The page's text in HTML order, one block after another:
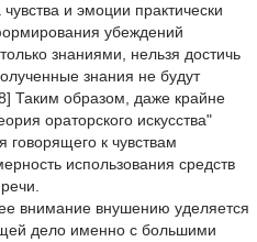
и эмоции практически
убеждений
знаниями, нельзя достичь
знания не будут
Таким образом, даже крайне
ораторского искусства"
говорящего к чувствам
использования средств
внимание внушению уделяется
дело именно с большими